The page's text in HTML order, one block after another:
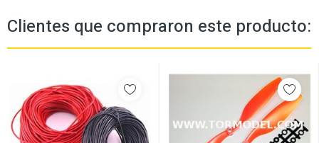
Clientes que compraron este producto: